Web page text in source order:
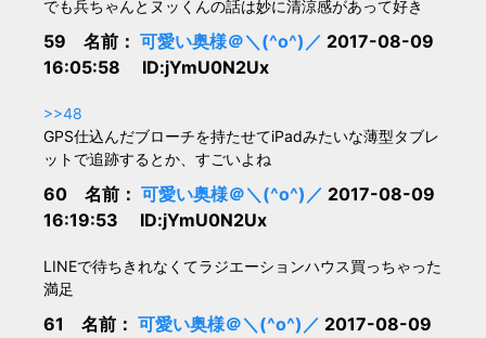
でも兵ちゃんとヌッくんの話は妙に清涼感があって好き
59 名前： 可愛い奥様＠＼(^o^)／ 2017-08-09
16:05:58 ID:jYmU0N2Ux
>>48
GPS仕込んだブローチを持たせてiPadみたいな薄型タブレ
ットで追跡するとか、すごいよね
60 名前： 可愛い奥様＠＼(^o^)／ 2017-08-09
16:19:53 ID:jYmU0N2Ux
LINEで待ちきれなくてラジエーションハウス買っちゃった
満足
61 名前： 可愛い奥様＠＼(^o^)／ 2017-08-09